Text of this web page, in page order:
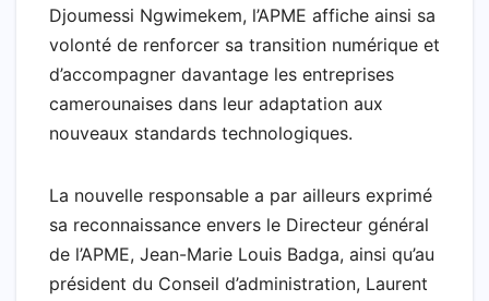
Djoumessi Ngwimekem, l’APME affiche ainsi sa
volonté de renforcer sa transition numérique et
d’accompagner davantage les entreprises
camerounaises dans leur adaptation aux
nouveaux standards technologiques.
La nouvelle responsable a par ailleurs exprimé
sa reconnaissance envers le Directeur général
de l’APME, Jean-Marie Louis Badga, ainsi qu’au
président du Conseil d’administration, Laurent